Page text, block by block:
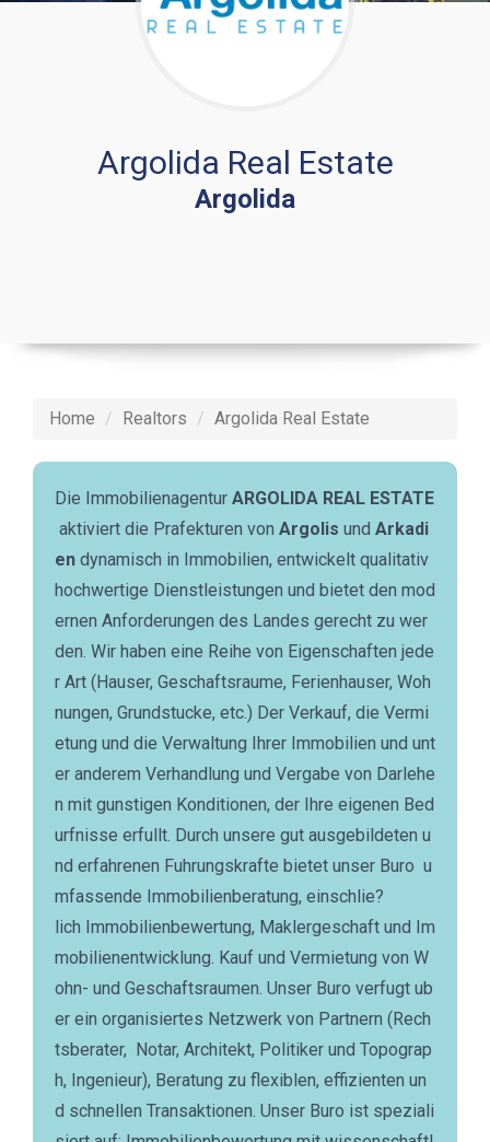
Argolida Real Estate
Argolida
Home Realtors Argolida Real Estate
Die Immobilienagentur ARGOLIDA REAL ESTATE
aktiviert die Prafekturen von Argolis und Arkadi
en dynamisch in Immobilien, entwickelt qualitativ
hochwertige Dienstleistungen und bietet den mod
ernen Anforderungen des Landes gerecht zu wer
den. Wir haben eine Reihe von Eigenschaften jede
r Art (Hauser, Geschaftsraume, Ferienhauser, Woh
nungen, Grundstucke, etc.) Der Verkauf, die Vermi
etung und die Verwaltung Ihrer Immobilien und unt
er anderem Verhandlung und Vergabe von Darlehe
n mit gunstigen Konditionen, der Ihre eigenen Bed
urfnisse erfullt. Durch unsere gut ausgebildeten u
nd erfahrenen Fuhrungskrafte bietet unser Buro u
mfassende Immobilienberatung, einschlie?
lich Immobilienbewertung, Maklergeschaft und Im
mobilienentwicklung. Kauf und Vermietung von W
ohn- und Geschaftsraumen. Unser Buro verfugt ub
er ein organisiertes Netzwerk von Partnern (Rech
tsberater, Notar, Architekt, Politiker und Topograp
h, Ingenieur), Beratung zu flexiblen, effizienten un
d schnellen Transaktionen. Unser Buro ist speziali